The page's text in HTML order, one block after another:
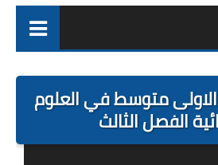
التربية التحضيرية
السنة الاولى ابتدائي
الاولى متوسط في العلوم
الفصل الثالث